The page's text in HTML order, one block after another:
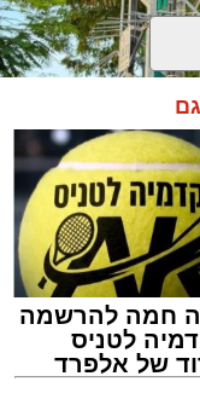
חמה להרשמה
לטניס
של אלפרד